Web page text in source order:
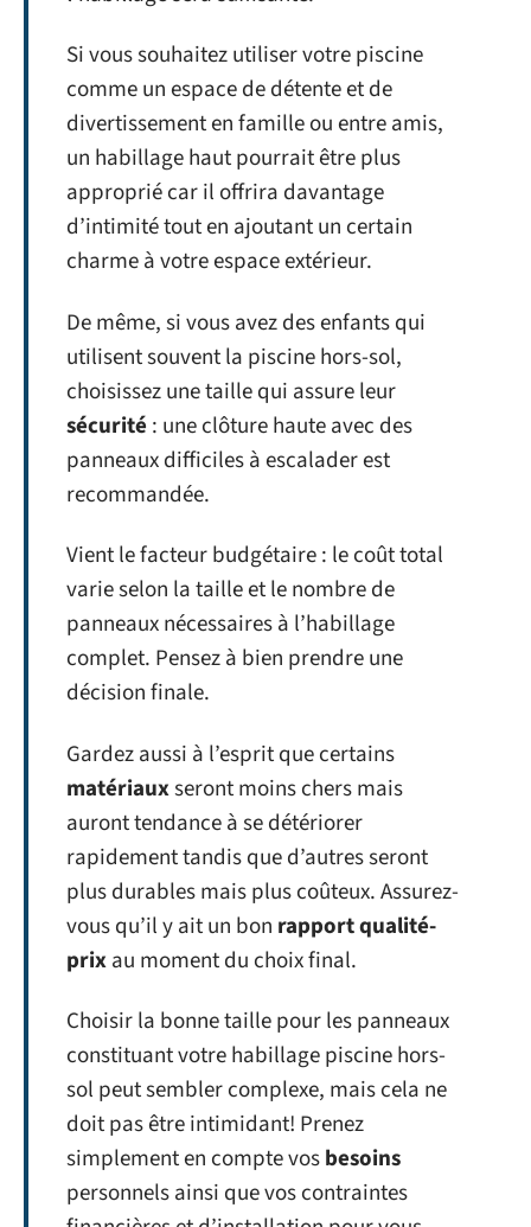
Si vous souhaitez utiliser votre piscine
comme un espace de détente et de
divertissement en famille ou entre amis,
un habillage haut pourrait être plus
approprié car il offrira davantage
d’intimité tout en ajoutant un certain
charme à votre espace extérieur.
De même, si vous avez des enfants qui
utilisent souvent la piscine hors-sol,
choisissez une taille qui assure leur
sécurité : une clôture haute avec des
panneaux difficiles à escalader est
recommandée.
Vient le facteur budgétaire : le coût total
varie selon la taille et le nombre de
panneaux nécessaires à l’habillage
complet. Pensez à bien prendre une
décision finale.
Gardez aussi à l’esprit que certains
matériauxseront moins chers mais
auront tendance à se détériorer
rapidement tandis que d’autres seront
plus durables mais plus coûteux. Assurez-
vous qu’il y ait un bon rapport qualité-
prixau moment du choix final.
Choisir la bonne taille pour les panneaux
constituant votre habillage piscine hors-
sol peut sembler complexe, mais cela ne
doit pas être intimidant! Prenez
simplement en compte vosbesoins
personnels ainsi que vos contraintes